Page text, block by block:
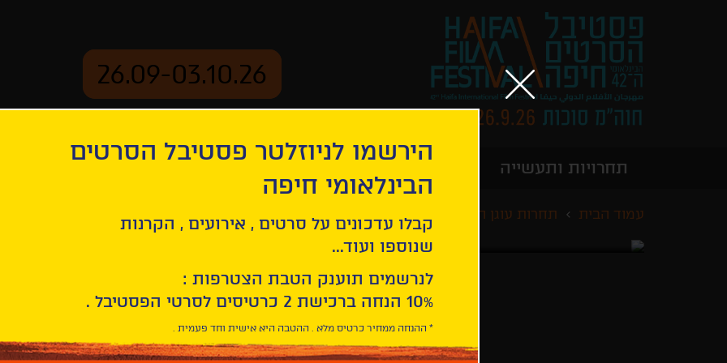
26.09-03.10.26
תחרויות ותעשייה
עמוד הבית תחרות עוגן הזהב הקור של קלאנדאר
הירשמו לניוזלטר פסטיבל הסרטים
הבינלאומי חיפה
קבלו עדכונים על סרטים , אירועים , הקרנות
שנוספו ועוד...
לנרשמים תוענק הטבת הצטרפות :
10% הנחה ברכישת 2 כרטיסים לסרטי הפסטיבל .
* ההנחה ממחיר כרטיס מלא . ההטבה היא אישית וחד פעמית .